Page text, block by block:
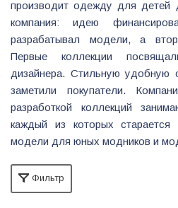
производит одежду для детей
компания: идею
разрабатывал модели, а
Первые коллекции
дизайнера. Стильную удобную
заметили покупатели.
разработкой коллекций
каждый из которых старается
модели для юных модников и
Фильтр